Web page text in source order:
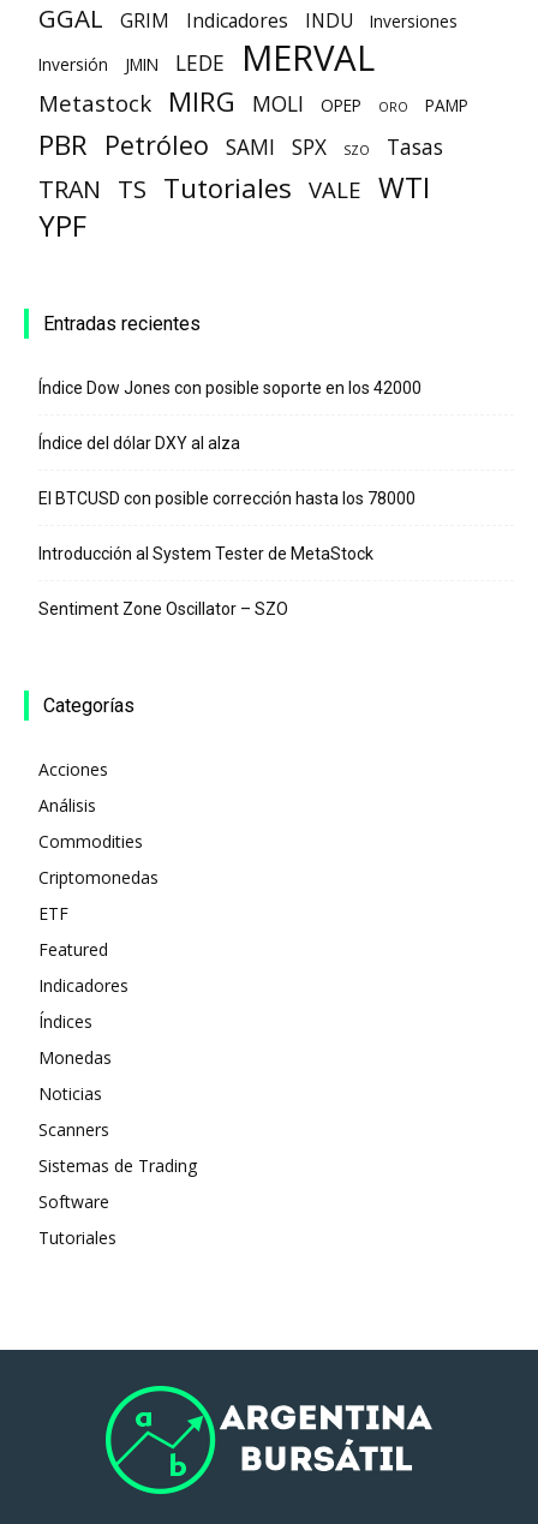
GGAL GRIM Indicadores INDU
Inversiones
Inversión
JMIN LEDE MERVAL
Metastock MIRG MOLI OPEP ORO PAMP
PBR Petróleo SAMI SPX SZO Tasas
TRAN TS Tutoriales VALE WTI
YPF
Entradas recientes
Índice Dow Jones con posible soporte en los 42000
Índice del dólar DXY al alza
El BTCUSD con posible corrección hasta los 78000
Introducción al System Tester de MetaStock
Sentiment Zone Oscillator – SZO
Categorías
Acciones
Análisis
Commodities
Criptomonedas
ETF
Featured
Indicadores
Índices
Monedas
Noticias
Scanners
Sistemas de Trading
Software
Tutoriales